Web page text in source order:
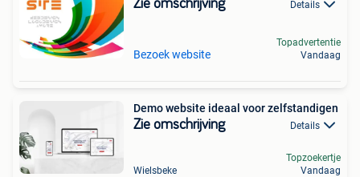
Zie omschrijving Details
Bezoek website
Topadvertentie
Vandaag
Demo website ideaal voor zelfstandigen
Zie omschrijving Details
Wielsbeke
Topzoekertje
Vandaag